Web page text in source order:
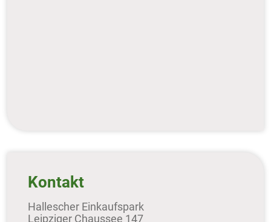
Kontakt
Hallescher Einkaufspark
Leipziger Chaussee 147